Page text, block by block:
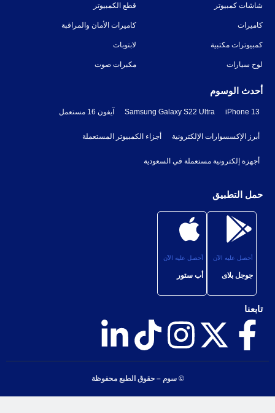
شاشات كمبيوتر قطع الكمبيوتر
كاميرات كاميرات الأمان والمراقبة
كمبيوترات مكتبية لابتوبات
لوح سيارات مكبرات صوت
أحدث الوسوم
iPhone 13
Samsung Galaxy S22 Ultra آيفون 16 مستعمل
أبرز الإكسسوارات الإلكترونية أجزاء الكمبيوتر المستعملة
أجهزة إلكترونية مستعملة في السعودية
حمل التطبيق
أحصل عليه الآن
جوجل بلاى
أحصل عليه الآن
أب ستور
تابعنا
© سوم – حقوق الطبع محفوظة